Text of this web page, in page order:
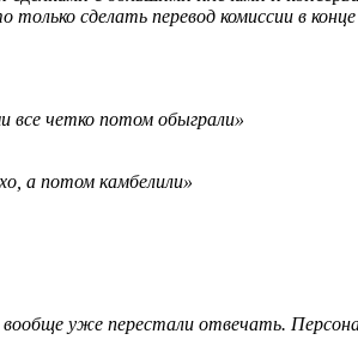
сделать перевод комиссии в конце
все четко потом обыграли»
а потом камбелили»
вообще уже перестали отвечать.